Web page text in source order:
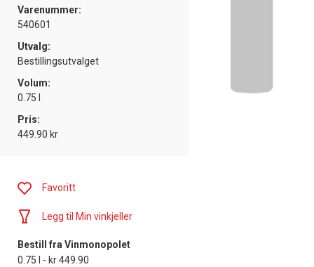
Varenummer:
540601
Utvalg:
Bestillingsutvalget
Volum:
0.75 l
Pris:
449.90 kr
Favoritt
Legg til Min vinkjeller
Bestill fra Vinmonopolet
0.75 l - kr 449.90